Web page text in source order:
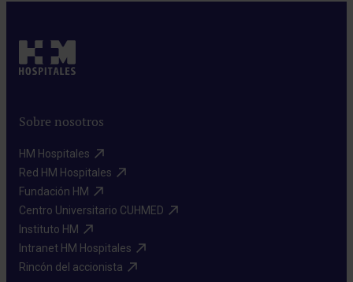
Sobre nosotros
HM Hospitales​
Red HM Hospitales​
Fundación HM​
Centro Universitario CUHMED​
Instituto HM​
Intranet HM Hospitales​
Rincón del accionista​